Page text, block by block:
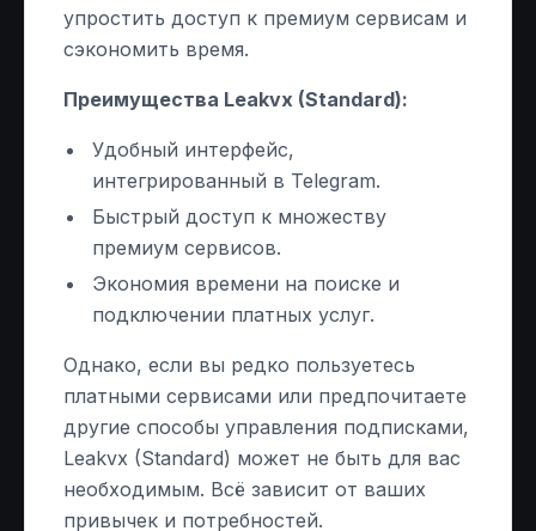
упростить доступ к премиум сервисам и
сэкономить время.
Преимущества Leakvx (Standard):
Удобный интерфейс,
интегрированный в Telegram.
Быстрый доступ к множеству
премиум сервисов.
Экономия времени на поиске и
подключении платных услуг.
Однако, если вы редко пользуетесь
платными сервисами или предпочитаете
другие способы управления подписками,
Leakvx (Standard) может не быть для вас
необходимым. Всё зависит от ваших
привычек и потребностей.